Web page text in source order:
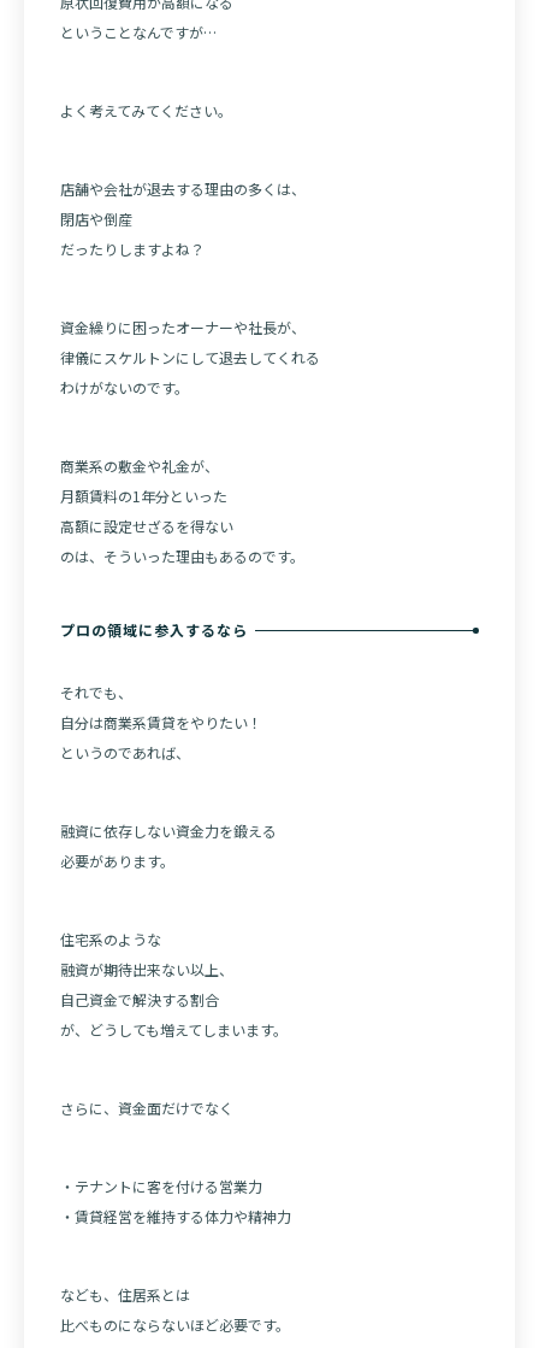
ということなんですが…
よく考えてみてください。
店舗や会社が退去する理由の多くは、
閉店や倒産
だったりしますよね？
資金繰りに困ったオーナーや社長が、
律儀にスケルトンにして退去してくれる
わけがないのです。
商業系の敷金や礼金が、
月額賃料の1年分といった
高額に設定せざるを得ない
のは、そういった理由もあるのです。
プロの領域に参入するなら
それでも、
自分は商業系賃貸をやりたい！
というのであれば、
融資に依存しない資金力を鍛える
必要があります。
住宅系のような
融資が期待出来ない以上、
自己資金で解決する割合
が、どうしても増えてしまいます。
さらに、資金面だけでなく
・テナントに客を付ける営業力
・賃貸経営を維持する体力や精神力
なども、住居系とは
比べものにならないほど必要です。